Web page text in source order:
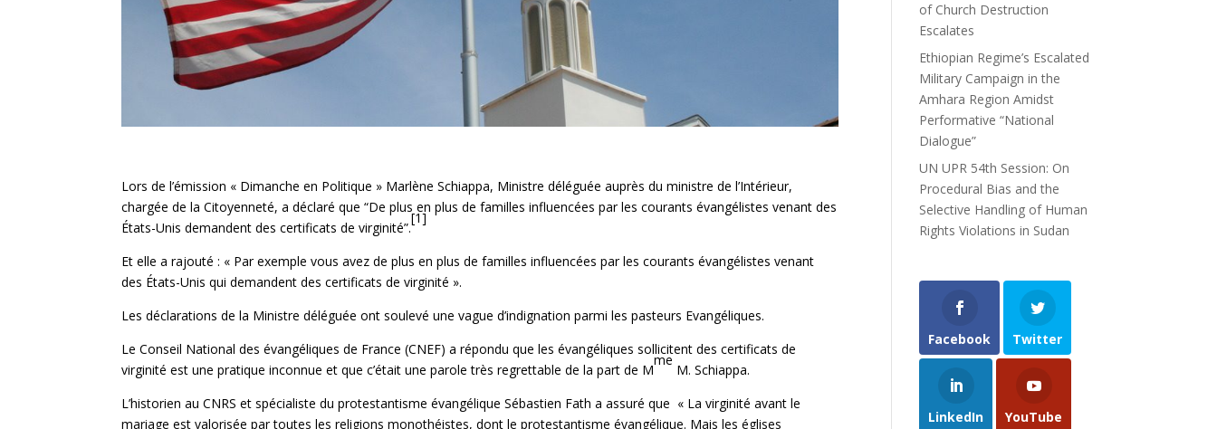
Lors de l’émission « Dimanche en Politique » Marlène Schiappa, Ministre déléguée auprès du ministre de l’Intérieur,
chargée de la Citoyenneté, a déclaré que “De plus en plus de familles influencées par les courants évangélistes venant des
États-Unis demandent des certificats de virginité”.
[1]
Et elle a rajouté : « Par exemple vous avez de plus en plus de familles influencées par les courants évangélistes venant
des États-Unis qui demandent des certificats de virginité ».
Les déclarations de la Ministre déléguée ont soulevé une vague d’indignation parmi les pasteurs Evangéliques.
Le Conseil National des évangéliques de France (CNEF) a répondu que les évangéliques sollicitent des certificats de
virginité est une pratique inconnue et que c’était une parole très regrettable de la part de M
me
M. Schiappa.
L’historien au CNRS et spécialiste du protestantisme évangélique Sébastien Fath a assuré que « La virginité avant le
mariage est valorisée par toutes les religions monothéistes, dont le protestantisme évangélique. Mais les églises
of Church Destruction
Escalates
Ethiopian Regime’s Escalated
Military Campaign in the
Amhara Region Amidst
Performative “National
Dialogue”
UN UPR 54th Session: On
Procedural Bias and the
Selective Handling of Human
Rights Violations in Sudan
Facebook Twitter
LinkedIn YouTube